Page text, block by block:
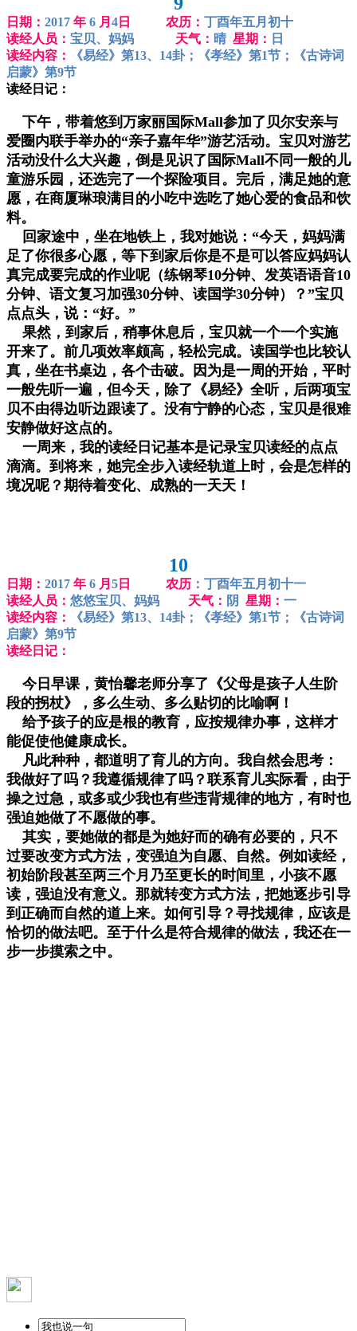
日期： 2017 年 6 月 4 日 农历： 丁酉年五月初十
读经人员： 宝贝、妈妈 天气： 晴 星期： 日
读经内容：
《易经》第13、14卦；《孝经》第1节；《古诗词
启蒙》第9节
读经日记：
下午，带着悠到万家丽国际Mall参加了贝尔安亲与
爱圈内联手举办的“亲子嘉年华”游艺活动。宝贝对游艺
活动没什么大兴趣，倒是见识了国际Mall不同一般的儿
童游乐园，还选完了一个探险项目。完后，满足她的意
愿，在商厦琳琅满目的小吃中选吃了她心爱的食品和饮
料。
回家途中，坐在地铁上，我对她说：“今天，妈妈满
足了你很多心愿，等下到家后你是不是可以答应妈妈认
真完成要完成的作业呢（练钢琴10分钟、发英语语音10
分钟、语文复习加强30分钟、读国学30分钟）？”宝贝
点点头，说：“好。”
果然，到家后，稍事休息后，宝贝就一个一个实施
开来了。前几项效率颇高，轻松完成。读国学也比较认
真，坐在书桌边，各个击破。因为是一周的开始，平时
一般先听一遍，但今天，除了《易经》全听，后两项宝
贝不由得边听边跟读了。没有宁静的心态，宝贝是很难
安静做好这点的。
一周来，我的读经日记基本是记录宝贝读经的点点
滴滴。到将来，她完全步入读经轨道上时，会是怎样的
境况呢？期待着变化、成熟的一天天！
10
日期： 2017 年 6 月 5 日 农历 ：丁酉年五月初十一
读经人员： 悠悠宝贝、妈妈 天气： 阴 星期： 一
读经内容：
《易经》第13、14卦；《孝经》第1节；《古诗词
启蒙》第9节
读经日记：
今日早课，黄怡馨老师分享了《父母是孩子人生阶
段的拐杖》，多么生动、多么贴切的比喻啊！
给予孩子的应是根的教育，应按规律办事，这样才
能促使他健康成长。
凡此种种，都道明了育儿的方向。我自然会思考：
我做好了吗？我遵循规律了吗？联系育儿实际看，由于
操之过急，或多或少我也有些违背规律的地方，有时也
强迫她做了不愿做的事。
其实，要她做的都是为她好而的确有必要的，只不
过要改变方式方法，变强迫为自愿、自然。例如读经，
初始阶段甚至两三个月乃至更长的时间里，小孩不愿
读，强迫没有意义。那就转变方式方法，把她逐步引导
到正确而自然的道上来。如何引导？寻找规律，应该是
恰切的做法吧。至于什么是符合规律的做法，我还在一
步一步摸索之中。